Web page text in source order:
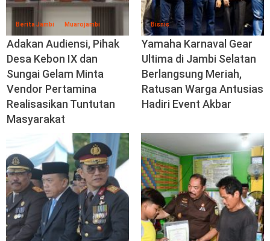
Berita Jambi Muarojambi
Adakan Audiensi, Pihak
Desa Kebon IX dan
Sungai Gelam Minta
Vendor Pertamina
Realisasikan Tuntutan
Masyarakat
Bisnis
Yamaha Karnaval Gear
Ultima di Jambi Selatan
Berlangsung Meriah,
Ratusan Warga Antusias
Hadiri Event Akbar